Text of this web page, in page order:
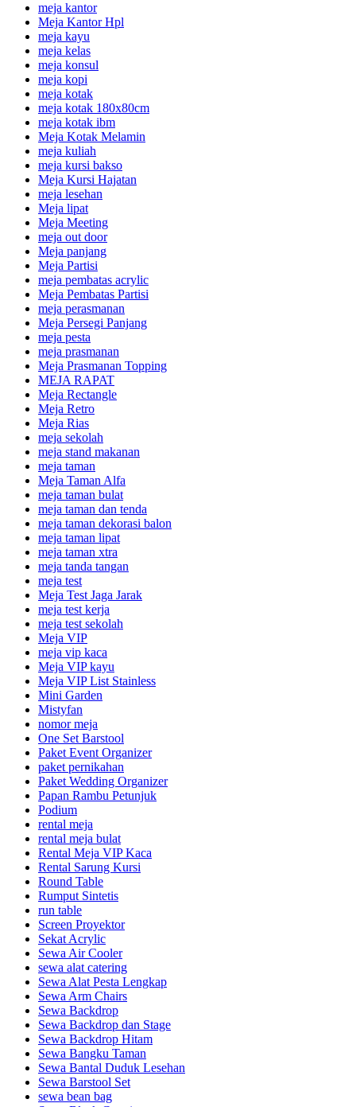
meja kantor
Meja Kantor Hpl
meja kayu
meja kelas
meja konsul
meja kopi
meja kotak
meja kotak 180x80cm
meja kotak ibm
Meja Kotak Melamin
meja kuliah
meja kursi bakso
Meja Kursi Hajatan
meja lesehan
Meja lipat
Meja Meeting
meja out door
Meja panjang
Meja Partisi
meja pembatas acrylic
Meja Pembatas Partisi
meja perasmanan
Meja Persegi Panjang
meja pesta
meja prasmanan
Meja Prasmanan Topping
MEJA RAPAT
Meja Rectangle
Meja Retro
Meja Rias
meja sekolah
meja stand makanan
meja taman
Meja Taman Alfa
meja taman bulat
meja taman dan tenda
meja taman dekorasi balon
meja taman lipat
meja taman xtra
meja tanda tangan
meja test
Meja Test Jaga Jarak
meja test kerja
meja test sekolah
Meja VIP
meja vip kaca
Meja VIP kayu
Meja VIP List Stainless
Mini Garden
Mistyfan
nomor meja
One Set Barstool
Paket Event Organizer
paket pernikahan
Paket Wedding Organizer
Papan Rambu Petunjuk
Podium
rental meja
rental meja bulat
Rental Meja VIP Kaca
Rental Sarung Kursi
Round Table
Rumput Sintetis
run table
Screen Proyektor
Sekat Acrylic
Sewa Air Cooler
sewa alat catering
Sewa Alat Pesta Lengkap
Sewa Arm Chairs
Sewa Backdrop
Sewa Backdrop dan Stage
Sewa Backdrop Hitam
Sewa Bangku Taman
Sewa Bantal Duduk Lesehan
Sewa Barstool Set
sewa bean bag